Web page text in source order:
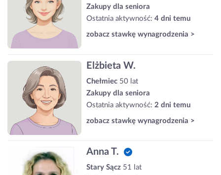
Zakupy dla seniora
Ostatnia aktywność: 4 dni temu
zobacz stawkę wynagrodzenia >
Elżbieta W.
Chełmiec 50 lat
Zakupy dla seniora
Ostatnia aktywność: 2 dni temu
zobacz stawkę wynagrodzenia >
Anna T.
Stary Sącz 51 lat